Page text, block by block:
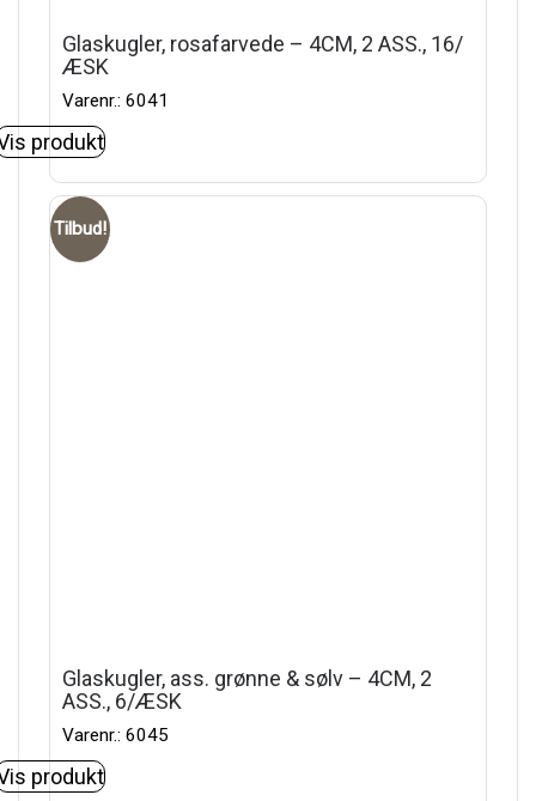
Glaskugler, rosafarvede – 4CM, 2 ASS., 16/
ÆSK
Varenr.: 6041
produkt
Tilbud!
Glaskugler, ass. grønne & sølv – 4CM, 2
ASS., 6/ÆSK
Varenr.: 6045
produkt